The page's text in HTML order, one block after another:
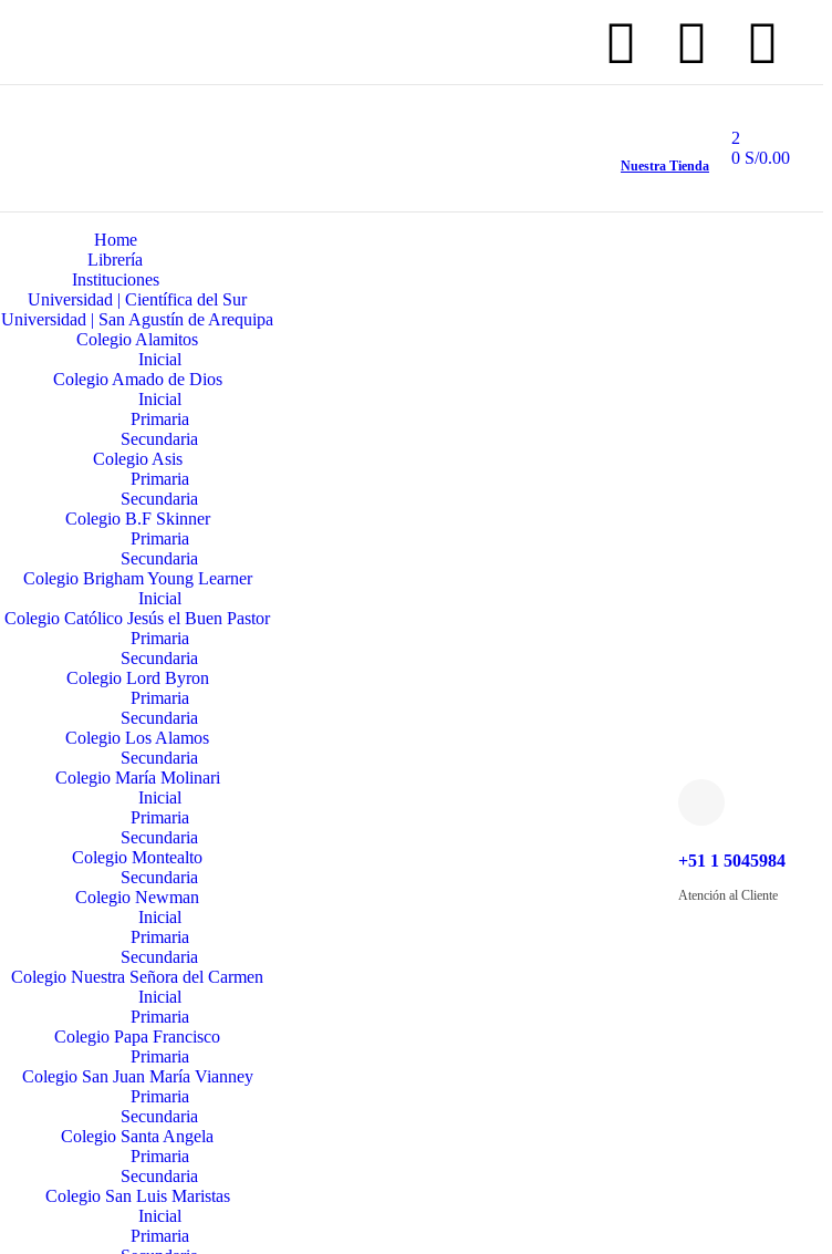
Nuestra Tienda
2
0 S/0.00
Home
Librería
Instituciones
Universidad | Científica del Sur
Universidad | San Agustín de Arequipa
Colegio Alamitos
Inicial
Colegio Amado de Dios
Inicial
Primaria
Secundaria
Colegio Asis
Primaria
Secundaria
Colegio B.F Skinner
Primaria
Secundaria
Colegio Brigham Young Learner
Inicial
Colegio Católico Jesús el Buen Pastor
Primaria
Secundaria
Colegio Lord Byron
Primaria
Secundaria
Colegio Los Alamos
Secundaria
Colegio María Molinari
Inicial
Primaria
Secundaria
Colegio Montealto
Secundaria
Colegio Newman
Inicial
Primaria
Secundaria
Colegio Nuestra Señora del Carmen
Inicial
Primaria
Colegio Papa Francisco
Primaria
Colegio San Juan María Vianney
Primaria
Secundaria
Colegio Santa Angela
Primaria
Secundaria
Colegio San Luis Maristas
Inicial
Primaria
+51 1 5045984
Atención al Cliente